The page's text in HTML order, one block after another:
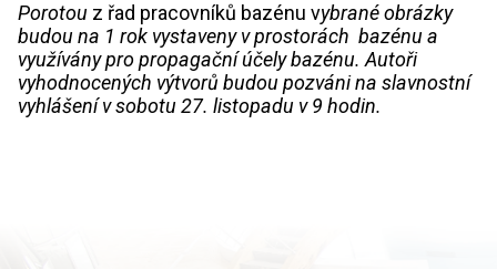
Porotou z řad pracovníků bazénu vybrané obrázky
budou na 1 rok vystaveny v prostorách bazénu a
využívány pro propagační účely bazénu. Autoři
vyhodnocených výtvorů budou pozváni na slavnostní
vyhlášení v sobotu 27. listopadu v 9 hodin.